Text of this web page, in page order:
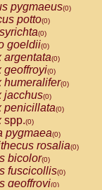
pygmaeus(0)
potto(0)
(0)
goeldii(0)
argentata(0)
geoffroyi(0)
humeralifer(0)
jacchus(0)
penicillata(0)
spp.(0)
pygmaea(0)
rosalia(0)
bicolor(0)
fuscicollis(0)
geoffroyi(0)